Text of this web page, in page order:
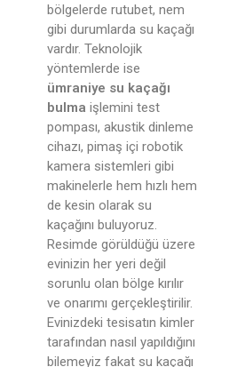
bölgelerde rutubet, nem
gibi durumlarda su kaçağı
vardır. Teknolojik
yöntemlerde ise
ümraniye su kaçağı
bulma işlemini test
pompası, akustik dinleme
cihazı, pimaş içi robotik
kamera sistemleri gibi
makinelerle hem hızlı hem
de kesin olarak su
kaçağını buluyoruz.
Resimde görüldüğü üzere
evinizin her yeri değil
sorunlu olan bölge kırılır
ve onarımı gerçekleştirilir.
Evinizdeki tesisatın kimler
tarafından nasıl yapıldığını
bilemeyiz fakat su kaçağı